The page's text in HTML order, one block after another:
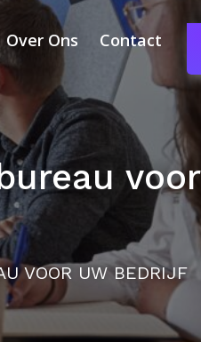
Over Ons Contact
VOOR UW BEDRIJF